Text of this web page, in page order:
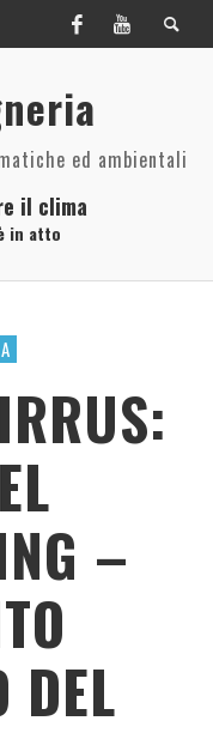
ed ambientali
il clima
in atto
–
DEL